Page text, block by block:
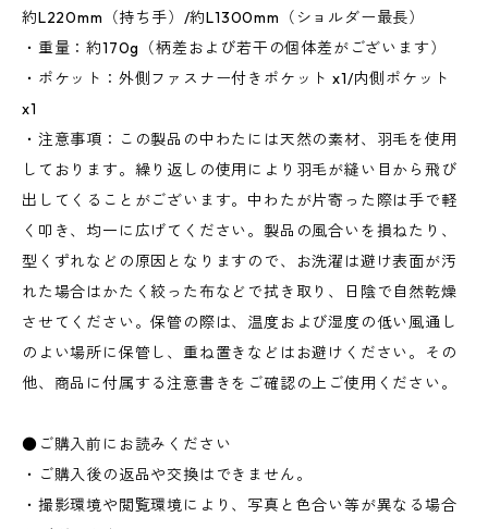
約L220mm（持ち手）/約L1300mm（ショルダー最長）
・重量：約170g（柄差および若干の個体差がございます）
・ポケット：外側ファスナー付きポケット x1/内側ポケット
x1
・注意事項：この製品の中わたには天然の素材、羽毛を使用
しております。繰り返しの使用により羽毛が縫い目から飛び
出してくることがございます。中わたが片寄った際は手で軽
く叩き、均一に広げてください。製品の風合いを損ねたり、
型くずれなどの原因となりますので、お洗濯は避け表面が汚
れた場合はかたく絞った布などで拭き取り、日陰で自然乾燥
させてください。保管の際は、温度および湿度の低い風通し
のよい場所に保管し、重ね置きなどはお避けください。その
他、商品に付属する注意書きをご確認の上ご使用ください。
●ご購入前にお読みください
・ご購入後の返品や交換はできません。
・撮影環境や閲覧環境により、写真と色合い等が異なる場合